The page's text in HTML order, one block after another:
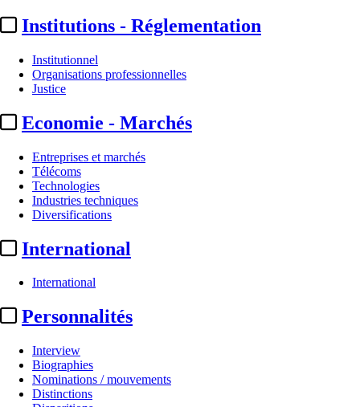
Institutions - Réglementation
Institutionnel
Organisations professionnelles
Justice
Economie - Marchés
Entreprises et marchés
Télécoms
Technologies
Industries techniques
Diversifications
International
International
Personnalités
Interview
Biographies
Nominations / mouvements
Distinctions